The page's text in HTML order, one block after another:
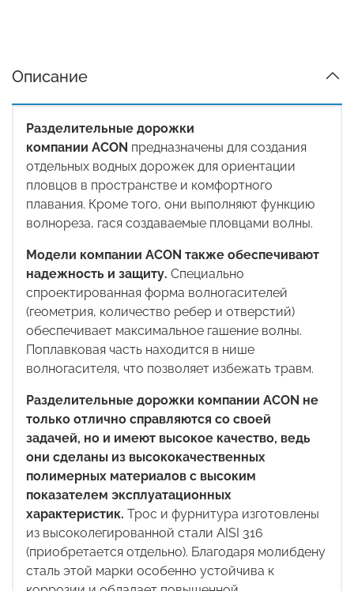
Описание
Разделительные дорожки
компании ACON предназначены для создания
отдельных водных дорожек для ориентации
пловцов в пространстве и комфортного
плавания. Кроме того, они выполняют функцию
волнореза, гася создаваемые пловцами волны.
Модели компании ACON также обеспечивают
надежность и защиту. Специально
спроектированная форма волногасителей
(геометрия, количество ребер и отверстий)
обеспечивает максимальное гашение волны.
Поплавковая часть находится в нише
волногасителя, что позволяет избежать травм.
Разделительные дорожки компании ACON не
только отлично справляются со своей
задачей, но и имеют высокое качество, ведь
они сделаны из высококачественных
полимерных материалов с высоким
показателем эксплуатационных
характеристик. Трос и фурнитура изготовлены
из высоколегированной стали AISI 316
(приобретается отдельно). Благодаря молибдену
сталь этой марки особенно устойчива к